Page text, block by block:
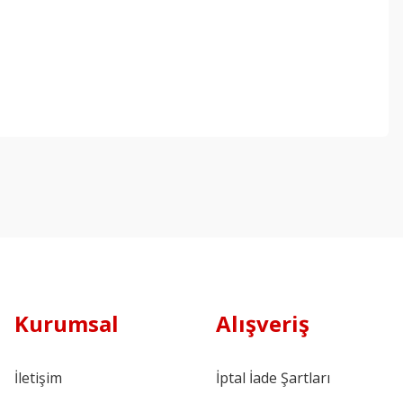
Kurumsal
İletişim
Alışveriş
İptal İade Şartları